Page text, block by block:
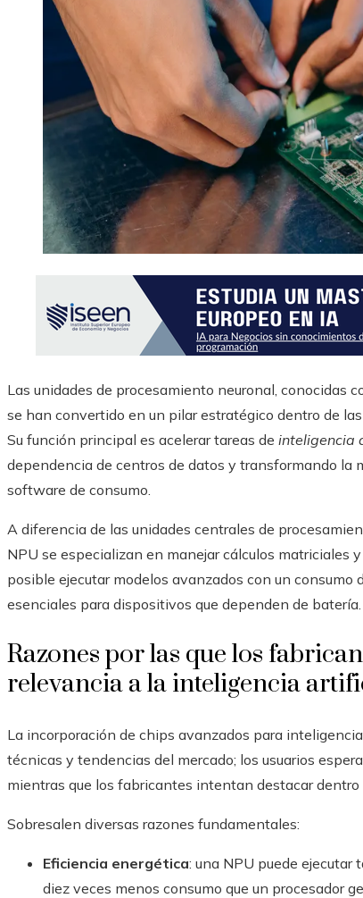
Las unidades de procesamiento neuronal, conocidas
se han convertido en un pilar estratégico dentro de
Su función principal es acelerar tareas de inteligencia
dependencia de centros de datos y transformando la
software de consumo.
A diferencia de las unidades centrales de
NPU se especializan en manejar cálculos matriciales
posible ejecutar modelos avanzados con un
esenciales para dispositivos que dependen de batería.
Razones por las que los
relevancia a la inteligencia
La incorporación de chips avanzados para
técnicas y tendencias del mercado; los usuarios
mientras que los fabricantes intentan destacar
Sobresalen diversas razones fundamentales:
Eficiencia energética: una NPU puede
diez veces menos consumo que un procesador